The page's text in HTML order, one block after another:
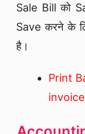
Sale Bill को
Save करने के
है।
Print
invoice